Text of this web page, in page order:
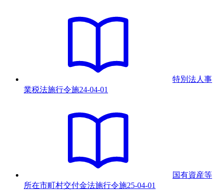
特別法人事
業税法施行令施24-04-01
国有資産等
所在市町村交付金法施行令施25-04-01